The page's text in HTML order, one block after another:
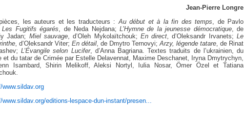
Jean-Pierre Longre
les auteurs et les traducteurs :Au début et à la fin des temps, de Pavlo
Les Fugitifs égarés, de Neda Nejdana; L’Hymne de la jeunesse démocratique, de
Jadan; Miel sauvage, d’Oleh Mykolaïtchouk; En direct, d’Oleksandr Irvanets;Le
, d’Oleksandr Viter; En détail, de Dmytro Ternovyi;Arzy, légende tatare, de Rinat
L’Évangile selon Lucifer, d’Anna Bagriana. Textes traduits de l’ukrainien, du
et du tatar de Crimée par Estelle Delavennat, Maxime Deschanet, Iryna Dmytrychyn,
Isambard, Shirin Melikoff, Aleksi Nortyl, Iulia Nosar, Ömer Özel et Tatiana
www.sildav.org
www.sildav.org/editions-lespace-dun-instant/presen...